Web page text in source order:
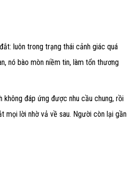
luôn trong trạng thái cảnh giác quá
nó bào mòn niềm tin, làm tổn thương
đáp ứng được nhu cầu chung, rồi
mọi lời nhờ vả về sau. Người còn lại gần